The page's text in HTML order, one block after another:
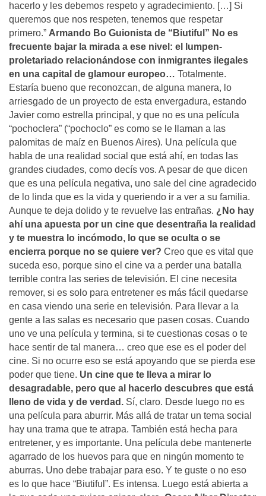
hacerlo y les debemos respeto y agradecimiento. […] Si
queremos que nos respeten, tenemos que respetar
primero.” Armando Bo Guionista de “Biutiful” No es
frecuente bajar la mirada a ese nivel: el lumpen-
proletariado relacionándose con inmigrantes ilegales
en una capital de glamour europeo… Totalmente.
Estaría bueno que reconozcan, de alguna manera, lo
arriesgado de un proyecto de esta envergadura, estando
Javier como estrella principal, y que no es una película
“pochoclera” (“pochoclo” es como se le llaman a las
palomitas de maíz en Buenos Aires). Una película que
habla de una realidad social que está ahí, en todas las
grandes ciudades, como decís vos. A pesar de que dicen
que es una película negativa, uno sale del cine agradecido
de lo linda que es la vida y queriendo ir a ver a su familia.
Aunque te deja dolido y te revuelve las entrañas. ¿No hay
ahí una apuesta por un cine que desentraña la realidad
y te muestra lo incómodo, lo que se oculta o se
encierra porque no se quiere ver? Creo que es vital que
suceda eso, porque sino el cine va a perder una batalla
terrible contra las series de televisión. El cine necesita
remover, si es solo para entretener es más fácil quedarse
en casa viendo una serie en televisión. Para llevar a la
gente a las salas es necesario que pasen cosas. Cuando
uno ve una película y termina, si te cuestionas cosas o te
hace sentir de tal manera… creo que ese es el poder del
cine. Si no ocurre eso se está apoyando que se pierda ese
poder que tiene. Un cine que te lleva a mirar lo
desagradable, pero que al hacerlo descubres que está
lleno de vida y de verdad. Sí, claro. Desde luego no es
una película para aburrir. Más allá de tratar un tema social
hay una trama que te atrapa. También está hecha para
entretener, y es importante. Una película debe mantenerte
agarrado de los huevos para que en ningún momento te
aburras. Uno debe trabajar para eso. Y te guste o no eso
es lo que hace “Biutiful”. Es intensa. Luego está abierta a